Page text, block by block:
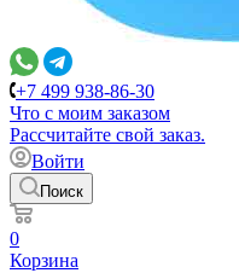
+7 499 938-86-30
Что с моим заказом
Расcчитайте свой заказ.
Войти
Поиск
0
Корзина